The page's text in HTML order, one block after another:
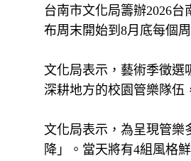
台南市文化局籌辦2026
布周末開始到8月底每個
文化局表示，藝術季徵選
深耕地方的校園管樂隊伍
文化局表示，為呈現管樂
降」。當天將有4組風格